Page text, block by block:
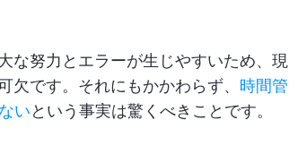
な努力とエラーが生じやすいため、現
です。それにもかかわらず、 時間管
いという事実は驚くべきことです。